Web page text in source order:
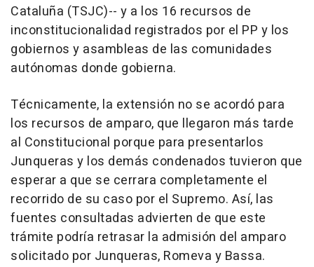
Cataluña (TSJC)-- y a los 16 recursos de
inconstitucionalidad registrados por el PP y los
gobiernos y asambleas de las comunidades
autónomas donde gobierna.
Técnicamente, la extensión no se acordó para
los recursos de amparo, que llegaron más tarde
al Constitucional porque para presentarlos
Junqueras y los demás condenados tuvieron que
esperar a que se cerrara completamente el
recorrido de su caso por el Supremo. Así, las
fuentes consultadas advierten de que este
trámite podría retrasar la admisión del amparo
solicitado por Junqueras, Romeva y Bassa.